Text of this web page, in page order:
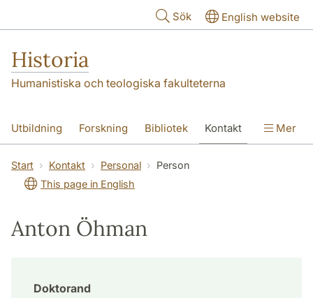
Sök English website
Historia
Humanistiska och teologiska fakulteterna
Utbildning Forskning Bibliotek Kontakt
Om oss
Mer
Start Kontakt Personal
Person
This page in English
Anton Öhman
Doktorand